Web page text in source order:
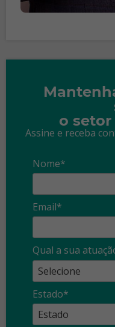
o
Assine e receba
Nome*
Email*
Qual a sua
Estado*